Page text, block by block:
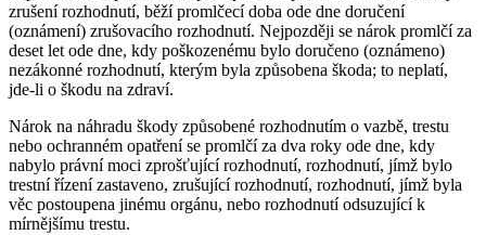
zrušení rozhodnutí, běží promlčecí doba ode dne doručení
(oznámení) zrušovacího rozhodnutí. Nejpozději se nárok promlčí za
deset let ode dne, kdy poškozenému bylo doručeno (oznámeno)
nezákonné rozhodnutí, kterým byla způsobena škoda; to neplatí,
jde-li o škodu na zdraví.
Nárok na náhradu škody způsobené rozhodnutím o vazbě, trestu
nebo ochranném opatření se promlčí za dva roky ode dne, kdy
nabylo právní moci zprošťující rozhodnutí, rozhodnutí, jímž bylo
trestní řízení zastaveno, zrušující rozhodnutí, rozhodnutí, jímž byla
věc postoupena jinému orgánu, nebo rozhodnutí odsuzující k
mírnějšímu trestu.